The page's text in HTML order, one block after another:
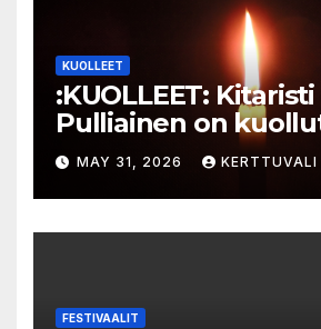
KUOLLEET
:KUOLLEET: Kitaristi
Pulliainen on
MAY 31, 2026 KERTTUVALI
FESTIVAALIT